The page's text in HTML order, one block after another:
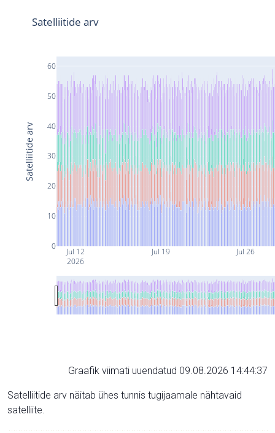
Jul 12
2026
Jul 19 Jul 26
0
10
20
30
40
50
60
Satelliitide arv
Satelliitide arv
Graafik viimati uuendatud 09.08.2026 14:44:37
Satelliitide arv näitab ühes tunnis tugijaamale nähtavaid
satelliite.